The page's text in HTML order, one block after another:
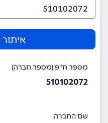
מספר ח"פ (מספר חברה)
510102072
שם החברה